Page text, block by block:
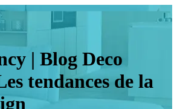
| Blog Deco
tendances de la